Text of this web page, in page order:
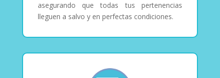
asegurando que todas tus pertenencias
lleguen a salvo y en perfectas condiciones.